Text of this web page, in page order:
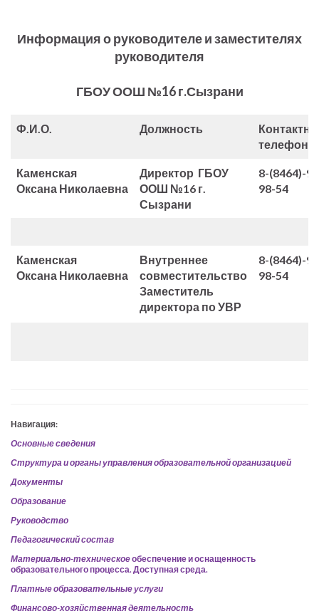
Информация о руководителе и заместителях
руководителя
ГБОУ ООШ №16 г.Сызрани
Ф.И.О. Должность
телефон
Каменская
Оксана Николаевна
Директор ГБОУ
ООШ №16 г.
Сызрани
8-(8464)-
98-54
Каменская
Оксана Николаевна
Внутреннее
совместительство
Заместитель
директора по УВР
8-(8464)-
98-54
Навигация:
Основные сведения
Структура и органы управления образовательной организацией
Документы
Образование
Руководство
Педагогический состав
Материально-техническоеобеспечение и оснащенность
образовательного процесса. Доступная среда.
Платные образовательные услуги
Финансово-хозяйственная деятельность